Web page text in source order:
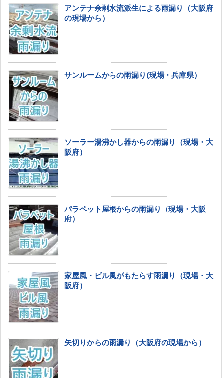
アンテナ余剰水流派生による雨漏り（大阪府
の現場から）
サンルームからの雨漏り(現場・兵庫県）
ソーラー湯沸かし器からの雨漏り（現場・大
阪府）
パラペット屋根からの雨漏り（現場・大阪
府）
家屋風・ビル風がもたらす雨漏り（現場・大
阪府）
矢切りからの雨漏り（大阪府の現場から）